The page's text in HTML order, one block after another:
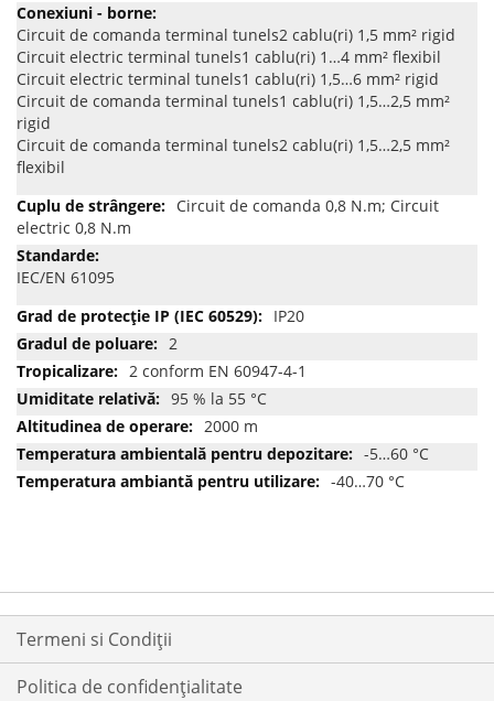
Circuit de comanda terminal tunels2 cablu(ri) 1,5 mm² rigid
Circuit electric terminal tunels1 cablu(ri) 1…4 mm² flexibil
Circuit electric terminal tunels1 cablu(ri) 1,5…6 mm² rigid
Circuit de comanda terminal tunels1 cablu(ri) 1,5…2,5 mm²
rigid
Circuit de comanda terminal tunels2 cablu(ri) 1,5…2,5 mm²
flexibil
Circuit de comanda 0,8 N.m; Circuit
electric 0,8 N.m
IEC/EN 61095
IP20
2
2 conform EN 60947-4-1
95 % la 55 °C
2000 m
-5…60 °C
-40…70 °C
Termeni si Condiții
Politica de confidențialitate